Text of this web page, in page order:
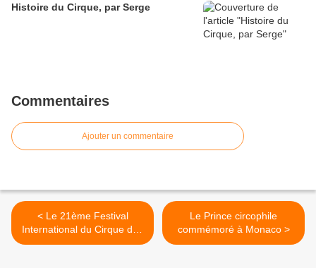
Histoire du Cirque, par Serge
Commentaires
Ajouter un commentaire
< Le 21ème Festival
International du Cirque des
Mureaux 2023
Le Prince circophile
commémoré à Monaco >